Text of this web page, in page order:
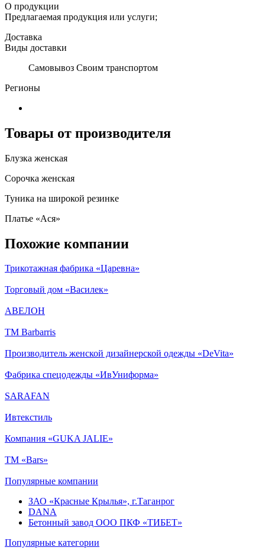
О продукции
Предлагаемая продукция или услуги;
Доставка
Виды доставки
Самовывоз Своим транспортом
Регионы
Товары от производителя
Блузка женская
Сорочка женская
Туника на широкой резинке
Платье «Ася»
Похожие компании
Трикотажная фабрика «Царевна»
Торговый дом «Василек»
АВЕЛОН
ТМ Barbarris
Производитель женской дизайнерской одежды «DeVita»
Фабрика спецодежды «ИвУниформа»
SARAFAN
Ивтекстиль
Компания «GUKA JALIE»
ТМ «Bars»
Популярные компании
ЗАО «Красные Крылья», г.Таганрог
DANA
Бетонный завод ООО ПКФ «ТИБЕТ»
Популярные категории